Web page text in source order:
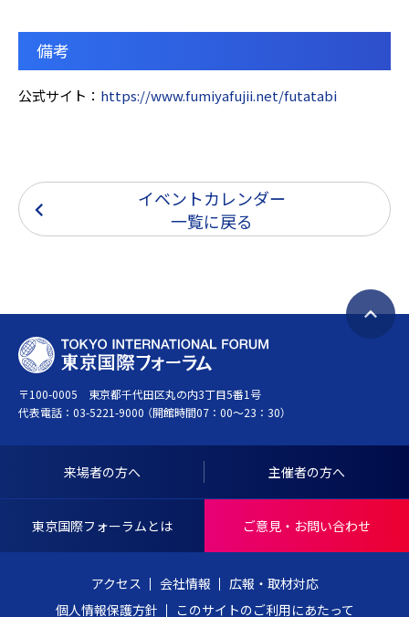
備考
公式サイト： https://www.fumiyafujii.net/futatabi
イベントカレンダー
一覧に戻る
ペ
プ
戻
る
T
O
K
Y
O
N
〒100-0005 東京都千代田区丸の内3丁目5番1号
代表電話： 03-5221-9000 （開館時間07：00～23：30）
来場者の方へ 主催者の方へ
東京国際フォーラムとは ご意見・お問い合わせ
アクセス 会社情報
広報・取材対応
個人情報保護方針
このサイトのご利用にあたって